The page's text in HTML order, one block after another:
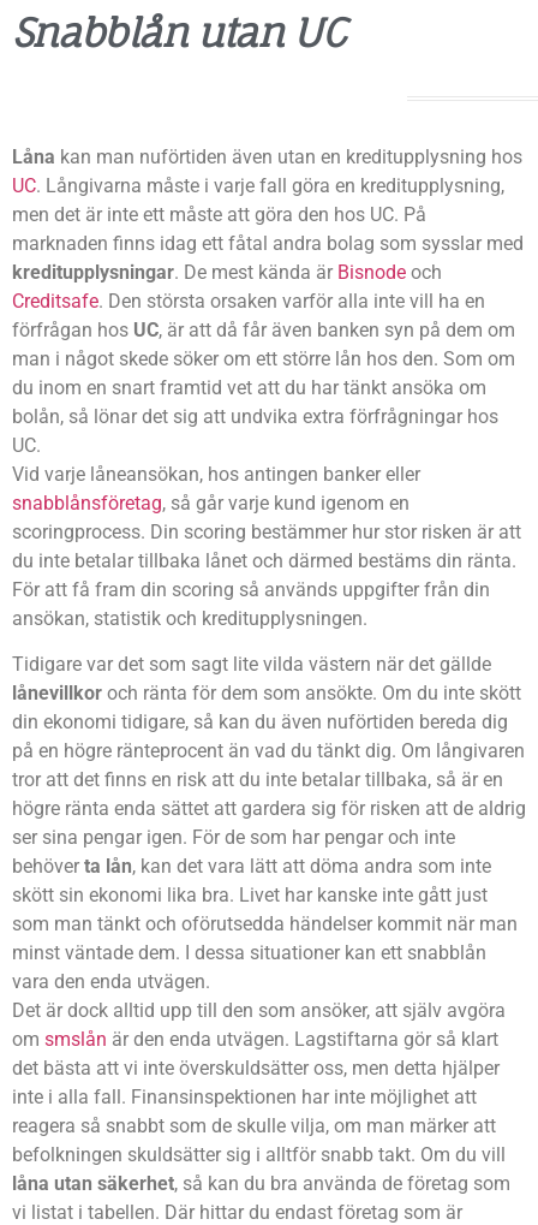
Snabblån utan UC
Låna kan man nuförtiden även utan en kreditupplysning hos
UC. Långivarna måste i varje fall göra en kreditupplysning,
men det är inte ett måste att göra den hos UC. På
marknaden finns idag ett fåtal andra bolag som sysslar med
kreditupplysningar. De mest kända är Bisnode och
Creditsafe. Den största orsaken varför alla inte vill ha en
förfrågan hos UC, är att då får även banken syn på dem om
man i något skede söker om ett större lån hos den. Som om
du inom en snart framtid vet att du har tänkt ansöka om
bolån, så lönar det sig att undvika extra förfrågningar hos
UC.
Vid varje låneansökan, hos antingen banker eller
snabblånsföretag, så går varje kund igenom en
scoringprocess. Din scoring bestämmer hur stor risken är att
du inte betalar tillbaka lånet och därmed bestäms din ränta.
För att få fram din scoring så används uppgifter från din
ansökan, statistik och kreditupplysningen.
Tidigare var det som sagt lite vilda västern när det gällde
lånevillkor och ränta för dem som ansökte. Om du inte skött
din ekonomi tidigare, så kan du även nuförtiden bereda dig
på en högre ränteprocent än vad du tänkt dig. Om långivaren
tror att det finns en risk att du inte betalar tillbaka, så är en
högre ränta enda sättet att gardera sig för risken att de aldrig
ser sina pengar igen. För de som har pengar och inte
behöver ta lån, kan det vara lätt att döma andra som inte
skött sin ekonomi lika bra. Livet har kanske inte gått just
som man tänkt och oförutsedda händelser kommit när man
minst väntade dem. I dessa situationer kan ett snabblån
vara den enda utvägen.
Det är dock alltid upp till den som ansöker, att själv avgöra
om smslån är den enda utvägen. Lagstiftarna gör så klart
det bästa att vi inte överskuldsätter oss, men detta hjälper
inte i alla fall. Finansinspektionen har inte möjlighet att
reagera så snabbt som de skulle vilja, om man märker att
befolkningen skuldsätter sig i alltför snabb takt. Om du vill
låna utan säkerhet, så kan du bra använda de företag som
vi listat i tabellen. Där hittar du endast företag som är